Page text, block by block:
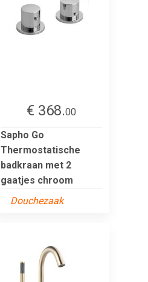
€ 368.00
Sapho Go
Thermostatische
badkraan met 2
gaatjes chroom
Douchezaak